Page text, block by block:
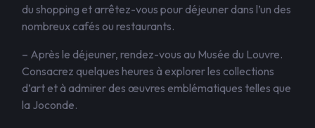
du shopping et arrêtez-vous pour déjeuner dans l’un des
nombreux cafés ou restaurants.
– Après le déjeuner, rendez-vous au Musée du Louvre.
Consacrez quelques heures à explorer les collections
d’art et à admirer des œuvres emblématiques telles que
la Joconde.